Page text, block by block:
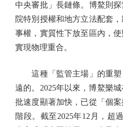
中央審批」長鏈條。博鰲則
院特別授權和地方立法配套
事權，實質性下放至區內，
實現物理重合。
這種「監管主場」的重塑
遠的。2025年以來，博鰲樂
批速度顯著加快，已從「個案
階段。截至2025年12月，超